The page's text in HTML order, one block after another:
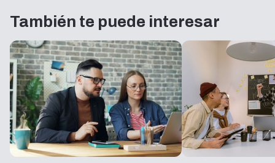
También te puede interesar